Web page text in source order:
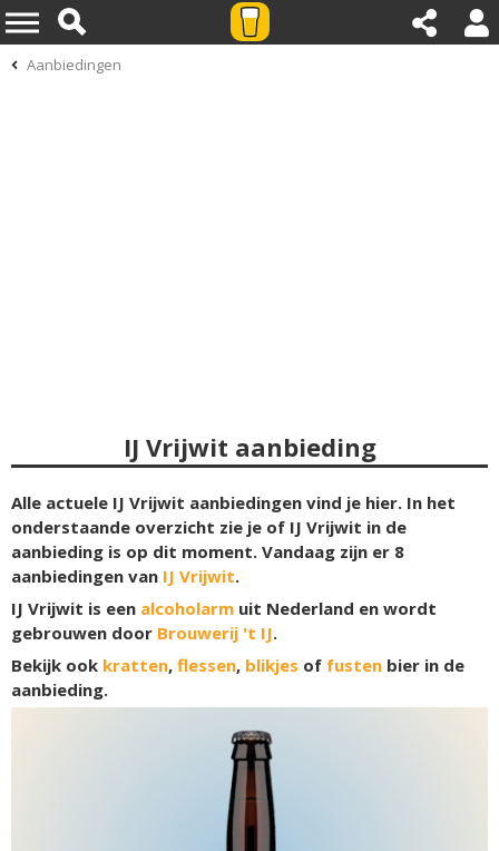
Aanbiedingen
IJ Vrijwit aanbieding
Alle actuele IJ Vrijwit aanbiedingen vind je hier. In het
onderstaande overzicht zie je of IJ Vrijwit in de
aanbieding is op dit moment. Vandaag zijn er 8
aanbiedingen van IJ Vrijwit.
IJ Vrijwit is een alcoholarm uit Nederland en wordt
gebrouwen door Brouwerij 't IJ.
Bekijk ook kratten, flessen, blikjes of fusten bier in de
aanbieding.